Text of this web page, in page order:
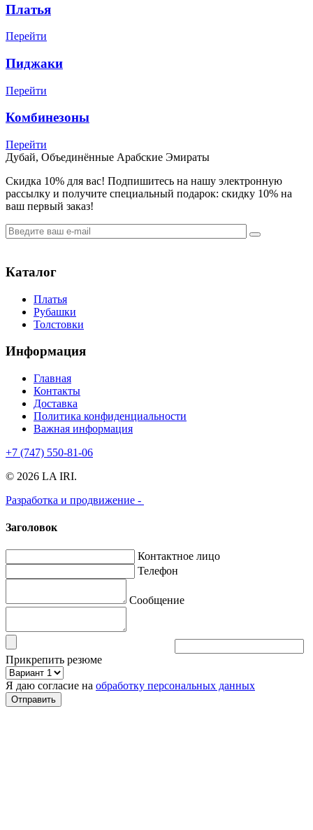
Платья
Перейти
Пиджаки
Перейти
Комбинезоны
Перейти
Дубай, Объединённые Арабские Эмираты
Cкидка 10% для вас! Подпишитесь на нашу электронную
рассылку и получите специальный подарок: скидку 10% на
ваш первый заказ!
Каталог
Платья
Рубашки
Толстовки
Информация
Главная
Контакты
Доставка
Политика конфиденциальности
Важная информация
+7 (747) 550-81-06
© 2026 LA IRI.
Разработка и продвижение -
Заголовок
Контактное лицо
Телефон
Сообщение
Прикрепить резюме
Я даю согласие на обработку персональных данных